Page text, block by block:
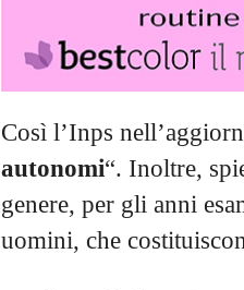
Così l’Inps
autonomi“. Inoltre,
genere, per gli anni
uomini, che